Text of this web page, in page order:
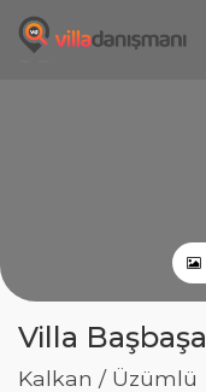
Villa Başbaşa
Kalkan / Üzümlü